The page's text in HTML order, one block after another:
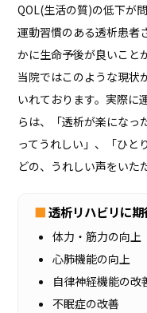
QOL(生活の質)の低下が
運動習慣のある透析患者
かに生命予後が良いこと
当院ではこのような現状
いれております。実際に
らは、「透析が楽になっ
ってうれしい」、「ひと
どの、うれしい声をいた
透析リハビリに
体力・筋力の向上
心肺機能の向上
自律神経機能の改
不眠症の改善